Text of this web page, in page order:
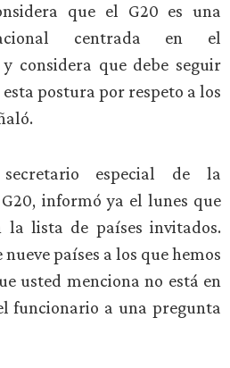
que el G20 es una
centrada en el
considera que debe seguir
postura por respeto a los
secretario especial de la
informó ya el lunes que
lista de países invitados.
países a los que hemos
usted menciona no está en
funcionario a una pregunta